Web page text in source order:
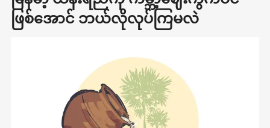
ဖြစ်အောင် ဘယ်လိုလုပ်ကြမလဲ